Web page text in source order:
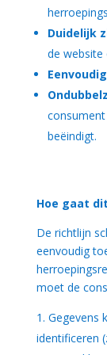
Duidelijk
de website
beëindigt.
Hoe gaat
De richtlijn
eenvoudig
moet de
Gegevens
identificeren